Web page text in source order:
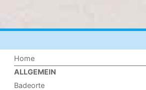
Home
ALLGEMEIN
Badeorte